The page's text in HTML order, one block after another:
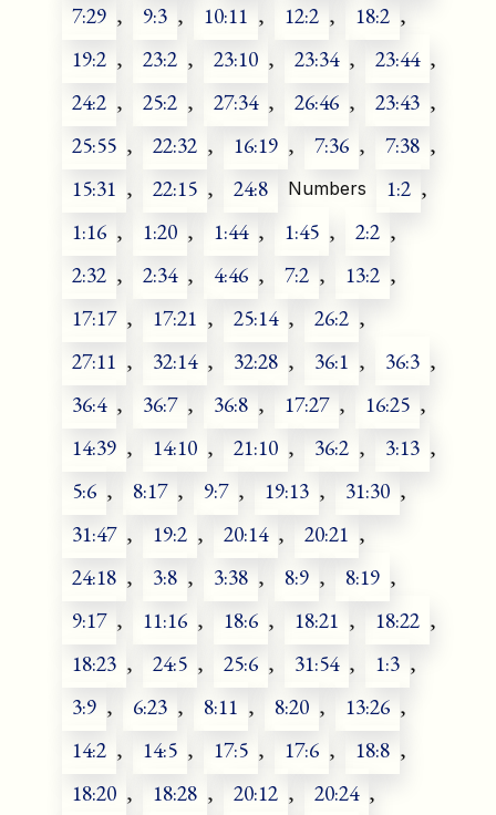
7:29 , 9:3 , 10:11 , 12:2 , 18:2 ,
19:2 , 23:2 , 23:10 , 23:34 , 23:44 ,
24:2 , 25:2 , 27:34 , 26:46 , 23:43 ,
25:55 , 22:32 , 16:19 , 7:36 , 7:38 ,
15:31 , 22:15 , 24:8 Numbers 1:2 ,
1:16 , 1:20 , 1:44 , 1:45 , 2:2 ,
2:32 , 2:34 , 4:46 , 7:2 , 13:2 ,
17:17 , 17:21 , 25:14 , 26:2 ,
27:11 , 32:14 , 32:28 , 36:1 , 36:3 ,
36:4 , 36:7 , 36:8 , 17:27 , 16:25 ,
14:39 , 14:10 , 21:10 , 36:2 , 3:13 ,
5:6 , 8:17 , 9:7 , 19:13 , 31:30 ,
31:47 , 19:2 , 20:14 , 20:21 ,
24:18 , 3:8 , 3:38 , 8:9 , 8:19 ,
9:17 , 11:16 , 18:6 , 18:21 , 18:22 ,
18:23 , 24:5 , 25:6 , 31:54 , 1:3 ,
3:9 , 6:23 , 8:11 , 8:20 , 13:26 ,
14:2 , 14:5 , 17:5 , 17:6 , 18:8 ,
18:20 , 18:28 , 20:12 , 20:24 ,